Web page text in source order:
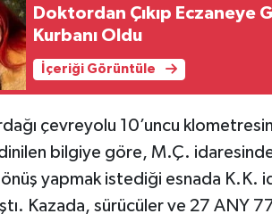
Doktordan Çıkıp Eczaneye
Kurbanı Oldu
İçeriği Görüntüle
çevreyolu 10’uncu
bilgiye göre, M.Ç.
yapmak istediği esnada K.K.
Kazada, sürücüler ve 27 ANY